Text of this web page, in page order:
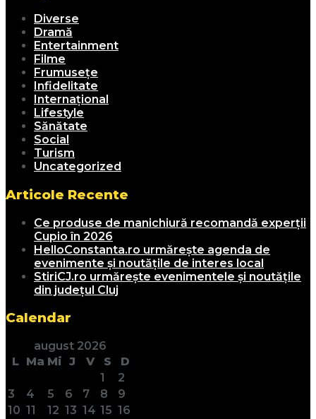
Diverse
Dramă
Entertainment
Filme
Frumusețe
Infidelitate
Internațional
Lifestyle
Sănătate
Social
Turism
Uncategorized
Articole Recente
Ce produse de manichiură recomandă experții
Cupio în 2026
HelloConstanta.ro urmărește agenda de
evenimente și noutățile de interes local
StiriCJ.ro urmărește evenimentele și noutățile
din județul Cluj
Calendar
august 2026
L Ma Mi J V S
D
1
2
3
4 5 6 7 8
9
10 11 12 13 14 15 16